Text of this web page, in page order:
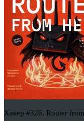
Хакер #326. Router